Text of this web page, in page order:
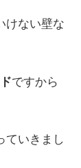
けない壁な
ですから
ていきまし